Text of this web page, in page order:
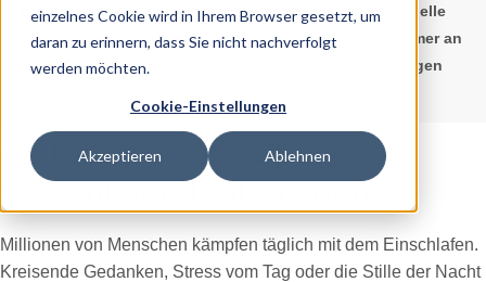
einzelnes Cookie wird in Ihrem Browser gesetzt, um
daran zu erinnern, dass Sie nicht nachverfolgt
werden möchten.
Cookie-Einstellungen
Akzeptieren Ablehnen
Bildungszwecke gedacht und sollen keine professionelle
medizinische Beratung ersetzen. Wenden Sie sich immer an
Ihren Arzt oder Ihre Ärztin, bevor Sie neue Behandlungen
Warum Podcasts beim
Einschlafen helfen können
Millionen von Menschen kämpfen täglich mit dem Einschlafen.
Kreisende Gedanken, Stress vom Tag oder die Stille der Nacht